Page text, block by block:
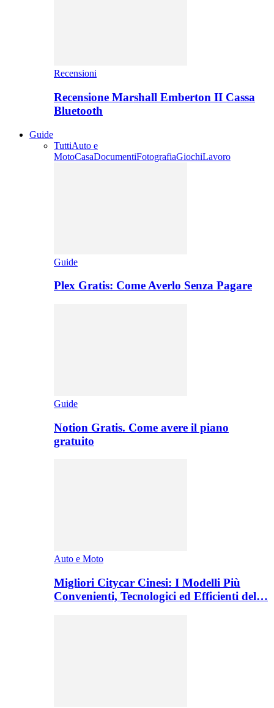
Recensioni
Recensione Marshall Emberton II Cassa
Bluetooth
Guide
TuttiAuto e
MotoCasaDocumentiFotografiaGiochiLavoro
Guide
Plex Gratis: Come Averlo Senza Pagare
Guide
Notion Gratis. Come avere il piano
gratuito
Auto e Moto
Migliori Citycar Cinesi: I Modelli Più
Convenienti, Tecnologici ed Efficienti del…